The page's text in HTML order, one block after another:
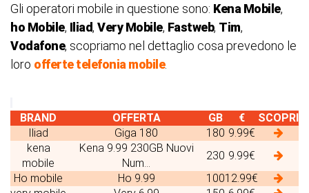
Gli operatori mobile in questione sono: Kena Mobile,
ho Mobile, Iliad, Very Mobile, Fastweb, Tim,
Vodafone, scopriamo nel dettaglio cosa prevedono le
loro offerte telefonia mobile.
BRAND OFFERTA GB €
SCOPRI
Iliad
Giga 180 180 9.99€
kena
mobile
Kena 9.99 230GB Nuovi
Num...
230 9.99€
Ho mobile
Ho 9.99 10012.99€